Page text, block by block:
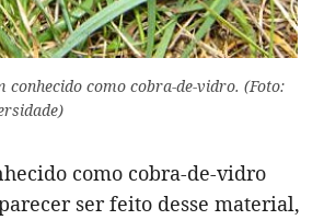
conhecido como cobra-de-vidro. (Foto:
como cobra-de-vidro
ser feito desse material,